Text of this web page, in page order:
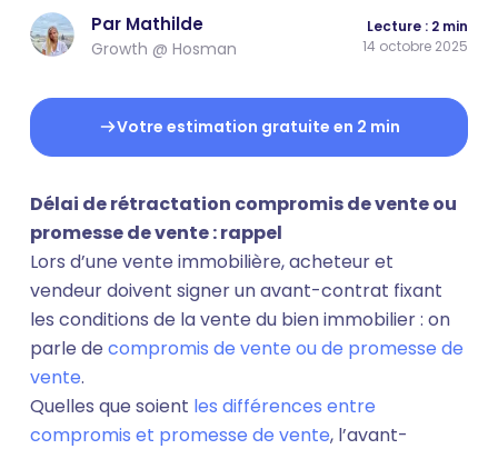
Par Mathilde
Growth @ Hosman
Lecture : 2 min
14 octobre 2025
Votre estimation gratuite en 2 min
Délai de rétractation compromis de vente ou
promesse de vente : rappel
Lors d’une vente immobilière, acheteur et
vendeur doivent signer un avant-contrat fixant
les conditions de la vente du bien immobilier : on
parle de compromis de vente ou de promesse de
vente.
Quelles que soient les différences entre
compromis et promesse de vente, l’avant-